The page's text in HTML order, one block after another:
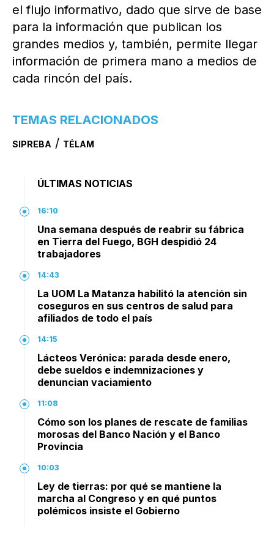
el flujo informativo, dado que sirve de base
para la información que publican los
grandes medios y, también, permite llegar
información de primera mano a medios de
cada rincón del país.
TEMAS RELACIONADOS
SIPREBA / TÉLAM
ÚLTIMAS NOTICIAS
16:10
Una semana después de reabrir su fábrica
en Tierra del Fuego, BGH despidió 24
trabajadores
14:43
La UOM La Matanza habilitó la atención sin
coseguros en sus centros de salud para
afiliados de todo el país
14:15
Lácteos Verónica: parada desde enero,
debe sueldos e indemnizaciones y
denuncian vaciamiento
11:08
Cómo son los planes de rescate de familias
morosas del Banco Nación y el Banco
Provincia
10:03
Ley de tierras: por qué se mantiene la
marcha al Congreso y en qué puntos
polémicos insiste el Gobierno